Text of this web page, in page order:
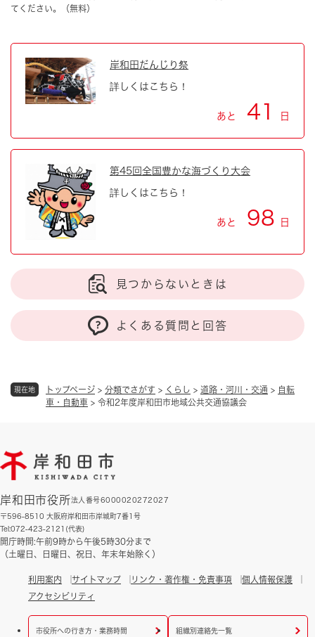
現在地 トップページ > 分類でさがす > くらし > 道路・河川・交通 > 自転
車・自動車 > 令和2年度岸和田市地域公共交通協議会
てください。（無料）
岸和田だんじり祭
詳しくはこちら！
あと 41 日
第45回全国豊かな海づくり大会
詳しくはこちら！
あと 98 日
見つからないときは
よくある質問と回答
岸和田市役所法人番号6000020272027
〒596-8510 大阪府岸和田市岸城町7番1号
Tel:072-423-2121(代表)
開庁時間:午前9時から午後5時30分まで
（土曜日、日曜日、祝日、年末年始除く）
利用案内 サイトマップ リンク・著作権・免責事項
個人情報保護
アクセシビリティ
市役所への行き方・業務時間 組織別連絡先一覧